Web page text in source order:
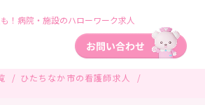
！病院・施設のハローワーク求人
ひたちなか市の看護師求人